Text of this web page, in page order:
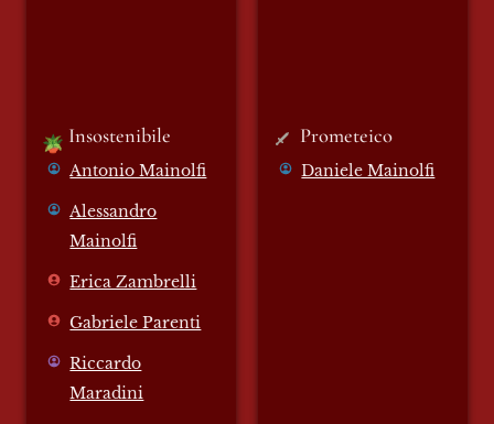
🪴 Insostenibile
Antonio Mainolfi
Alessandro
Mainolfi
Erica Zambrelli
Gabriele Parenti
Riccardo
Maradini
Prometeico
Daniele Mainolfi